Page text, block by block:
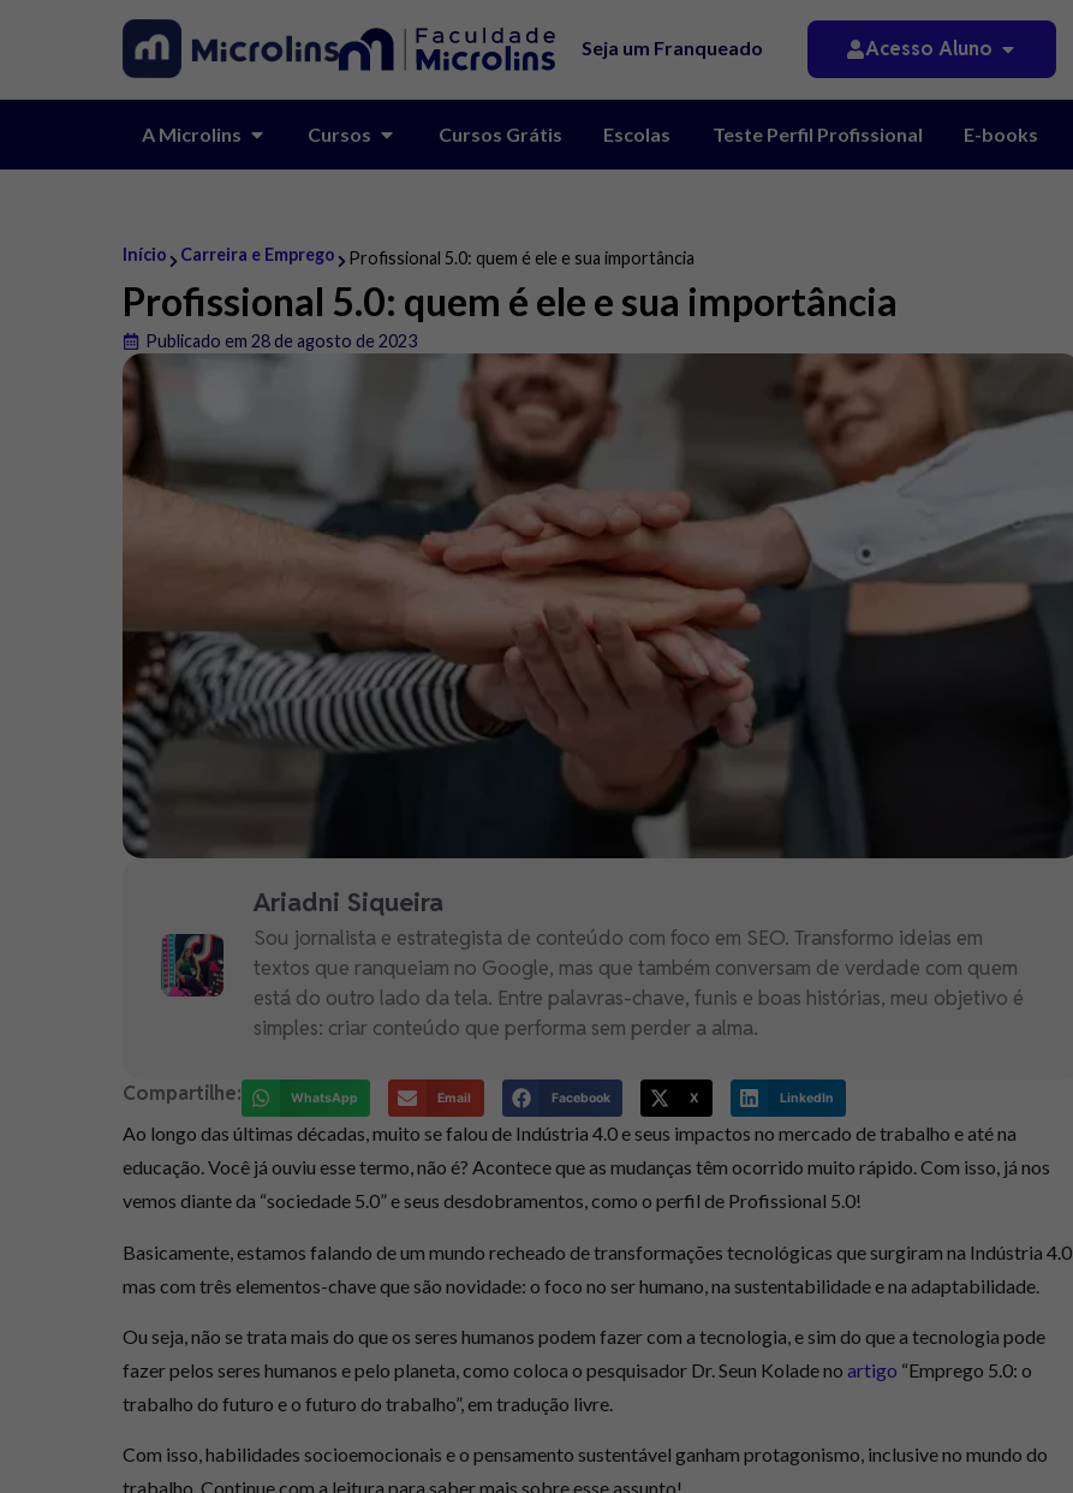
Seja um Franqueado Acesso Aluno
A Microlins Cursos Cursos Grátis Escolas Teste Perfil Profissional E-books
Início Carreira e Emprego Profissional 5.0: quem é ele e sua importância
Profissional 5.0: quem é ele e sua importância
Publicado em 28 de agosto de 2023
Ariadni Siqueira
Sou jornalista e estrategista de conteúdo com foco em SEO. Transformo ideias em
textos que ranqueiam no Google, mas que também conversam de verdade com quem
está do outro lado da tela. Entre palavras-chave, funis e boas histórias, meu objetivo é
simples: criar conteúdo que performa sem perder a alma.
Compartilhe: WhatsApp Email Facebook X LinkedIn
Ao longo das últimas décadas, muito se falou de Indústria 4.0 e seus impactos no mercado de trabalho e até na
educação. Você já ouviu esse termo, não é? Acontece que as mudanças têm ocorrido muito rápido. Com isso, já nos
vemos diante da “sociedade 5.0” e seus desdobramentos, como o perfil de Profissional 5.0!
Basicamente, estamos falando de um mundo recheado de transformações tecnológicas que surgiram na Indústria 4.0,
mas com três elementos-chave que são novidade: o foco no ser humano, na sustentabilidade e na adaptabilidade.
Ou seja, não se trata mais do que os seres humanos podem fazer com a tecnologia, e sim do quea tecnologia pode
fazer pelos seres humanos e pelo planeta, como coloca o pesquisador Dr.Seun Koladeno artigo “Emprego 5.0: o
trabalho do futuro e o futuro do trabalho”, em tradução livre.
Com isso, habilidades socioemocionais e o pensamento sustentável ganham protagonismo, inclusive no mundo do
trabalho. Continue com a leitura para saber mais sobre esse assunto!